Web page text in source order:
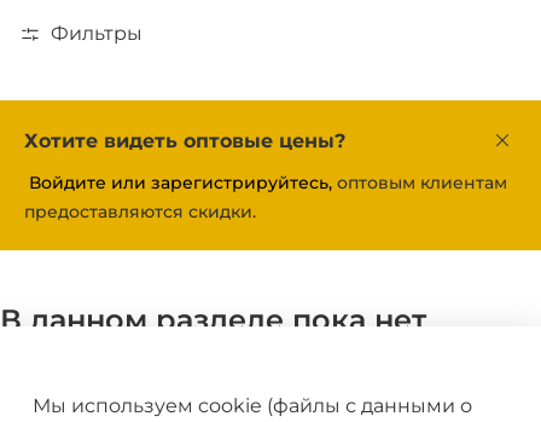
Фильтры
Хотите видеть оптовые цены?
Войдите или зарегистрируйтесь, оптовым клиентам
предоставляются скидки.
В данном разделе пока нет
Мы используем cookie (файлы с данными о